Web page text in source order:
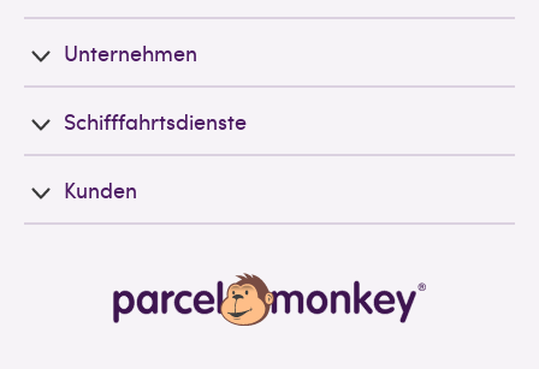
Unternehmen
Schifffahrtsdienste
Kunden